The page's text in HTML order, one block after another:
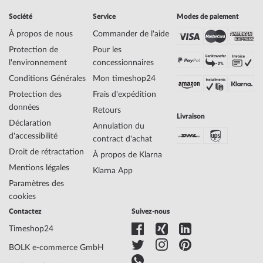
Marque
Bering
SKU
mid-27617
Poids de l'article
0.09
Affichage
Entraînement
Matériau du
logement
Largeur du logement
logement
Forme du boîtier
Ronde
Société
À propos de nous
Protection de
l'environnement
Conditions Générales
Protection des
données
Déclaration
d'accessibilité
Droit de rétractation
Mentions légales
Paramètres des
cookies
Service
Commander de l'aide
Pour les
concessionnaires
Mon timeshop24
Frais d'expédition
Retours
Annulation du
contract d'achat
À propos de Klarna
Klarna App
Modes de paiement
Livraison
Contactez
Timeshop24
BOLK e-commerce GmbH
Suivez-nous